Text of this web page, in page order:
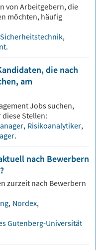
von Arbeitgebern, die
möchten, häufig
,
.
die nach
am
Jobs suchen,
Stellen:
, Risikoanalytiker,
.
nach Bewerbern
zurzeit nach Bewerbern
, Nordex,
Gutenberg-Universität